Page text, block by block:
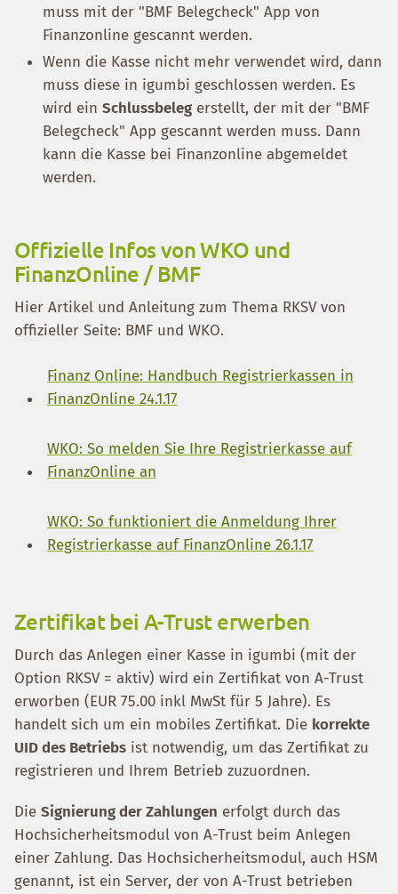
muss mit der "BMF Belegcheck" App von
Finanzonline gescannt werden.
Wenn die Kasse nicht mehr verwendet wird, dann
muss diese in igumbi geschlossen werden. Es
wird ein Schlussbeleg erstellt, der mit der "BMF
Belegcheck" App gescannt werden muss. Dann
kann die Kasse bei Finanzonline abgemeldet
werden.
Offizielle Infos von WKO und
FinanzOnline / BMF
Hier Artikel und Anleitung zum Thema RKSV von
offizieller Seite: BMF und WKO.
Finanz Online: Handbuch Registrierkassen in
FinanzOnline 24.1.17
WKO: So melden Sie Ihre Registrierkasse auf
FinanzOnline an
WKO: So funktioniert die Anmeldung Ihrer
Registrierkasse auf FinanzOnline 26.1.17
Zertifikat bei A-Trust erwerben
Durch das Anlegen einer Kasse in igumbi (mit der
Option RKSV = aktiv) wird ein Zertifikat von A-Trust
erworben (EUR 75.00 inkl MwSt für 5 Jahre). Es
handelt sich um ein mobiles Zertifikat. Die korrekte
UID des Betriebs ist notwendig, um das Zertifikat zu
registrieren und Ihrem Betrieb zuzuordnen.
Die Signierung der Zahlungen erfolgt durch das
Hochsicherheitsmodul von A-Trust beim Anlegen
einer Zahlung. Das Hochsicherheitsmodul, auch HSM
genannt, ist ein Server, der von A-Trust betrieben